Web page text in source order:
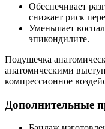
Обеспечивает
снижает риск
Уменьшает
эпикондилите.
Подушечка
анатомическими
компрессионное
Дополнительные